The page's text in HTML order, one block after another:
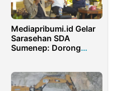
Mediapribumi.id Gelar
Sarasehan SDA
Sumenep: Dorong